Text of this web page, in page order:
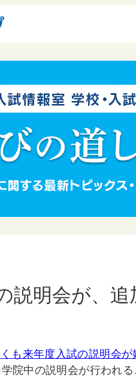
説明会が、
も来年度入試の説明会が
院中の説明会が行われ